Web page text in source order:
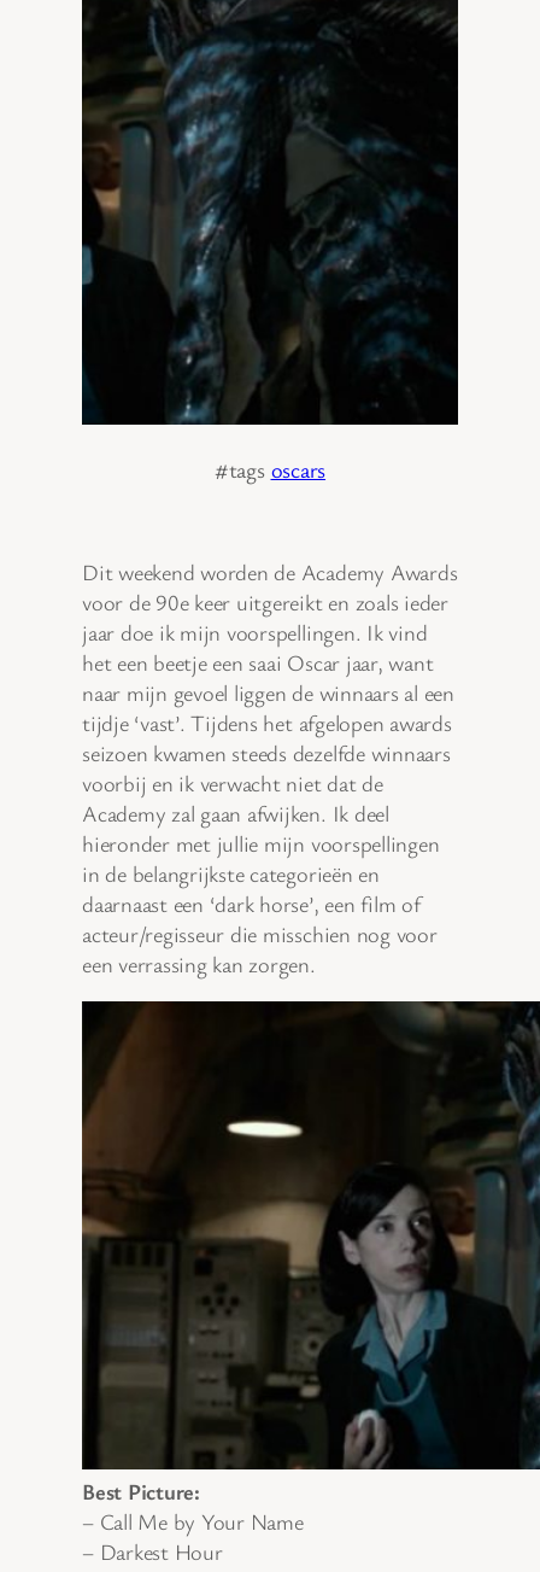
#tags oscars
Dit weekend worden de Academy Awards
voor de 90e keer uitgereikt en zoals ieder
jaar doe ik mijn voorspellingen. Ik vind
het een beetje een saai Oscar jaar, want
naar mijn gevoel liggen de winnaars al een
tijdje ‘vast’. Tijdens het afgelopen awards
seizoen kwamen steeds dezelfde winnaars
voorbij en ik verwacht niet dat de
Academy zal gaan afwijken. Ik deel
hieronder met jullie mijn voorspellingen
in de belangrijkste categorieën en
daarnaast een ‘dark horse’, een film of
acteur/regisseur die misschien nog voor
een verrassing kan zorgen.
Best Picture:
– Call Me by Your Name
– Darkest Hour